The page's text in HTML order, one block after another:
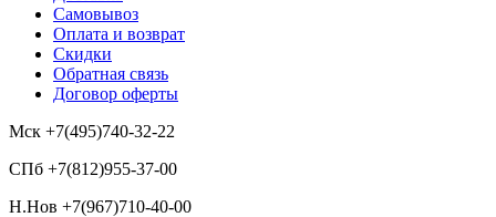
Самовывоз
Оплата и возврат
Скидки
Обратная связь
Договор оферты
Мск +7(495)740-32-22
СПб +7(812)955-37-00
Н.Нов +7(967)710-40-00